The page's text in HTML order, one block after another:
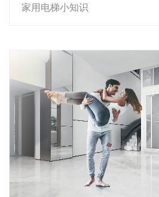
家用电梯小知识